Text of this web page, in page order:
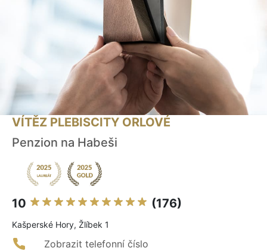
VÍTĚZ PLEBISCITY ORLOVÉ
Penzion na Habeši
10 (176)
Kašperské Hory, Žlíbek 1
Zobrazit telefonní číslo